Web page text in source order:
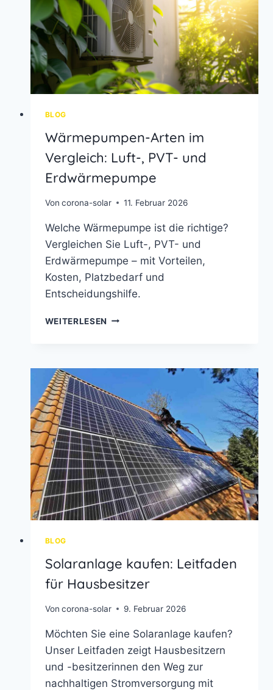
SO
STEIGERN
SIE
EIGENVERBRAUCH,
ERTRAG
UND
AUTARKIE
BLOG
Wärmepumpen-Arten im
Vergleich: Luft-, PVT- und
Erdwärmepumpe
Von corona-solar 11. Februar 2026
Welche Wärmepumpe ist die richtige?
Vergleichen Sie Luft-, PVT- und
Erdwärmepumpe – mit Vorteilen,
Kosten, Platzbedarf und
Entscheidungshilfe.
WEITERLESEN WÄRMEPUMPEN-
LUFT-,
UND
ERDWÄRMEPUMPE
BLOG
Solaranlage kaufen: Leitfaden
für Hausbesitzer
Von corona-solar 9. Februar 2026
Möchten Sie eine Solaranlage kaufen?
Unser Leitfaden zeigt Hausbesitzern
und -besitzerinnen den Weg zur
nachhaltigen Stromversorgung mit